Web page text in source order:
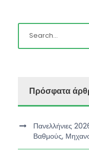
Πρόσφατα
Πανελλήνιες
Βαθμούς,